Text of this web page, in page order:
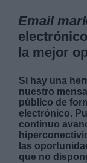
Email
la mejor
Si hay una
nuestro
público de
electrónico.
continuo
las
que no